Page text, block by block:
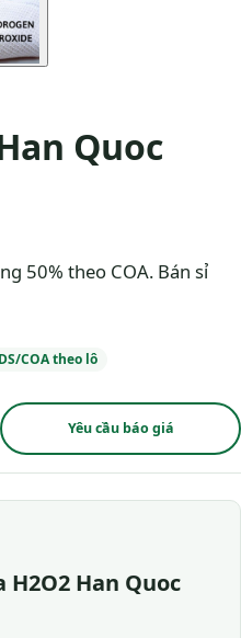
Quoc
50% theo COA. Bán sỉ
COA theo lô
Yêu cầu báo giá
H2O2 Han Quoc